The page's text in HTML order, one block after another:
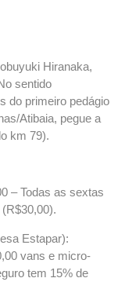
Hiranaka,
sentido
do primeiro pedágio
Atibaia, pegue a
km 79).
– Todas as sextas
Estapar):
vans e micro-
tem 15% de